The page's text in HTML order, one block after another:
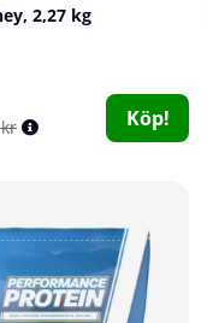
2,27 kg
Köp!